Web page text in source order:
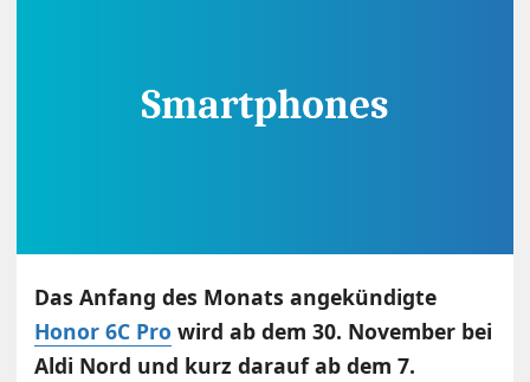
Das Anfang des Monats angekündigte
Honor 6C Pro wird ab dem 30. November bei
Aldi Nord und kurz darauf ab dem 7.